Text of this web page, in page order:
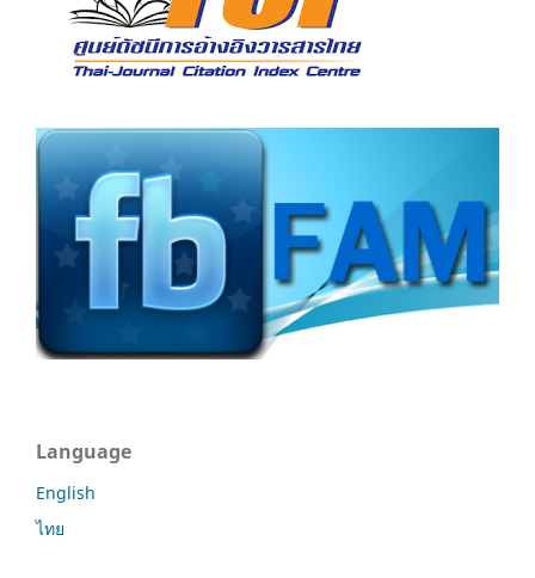
Language
English
ไทย